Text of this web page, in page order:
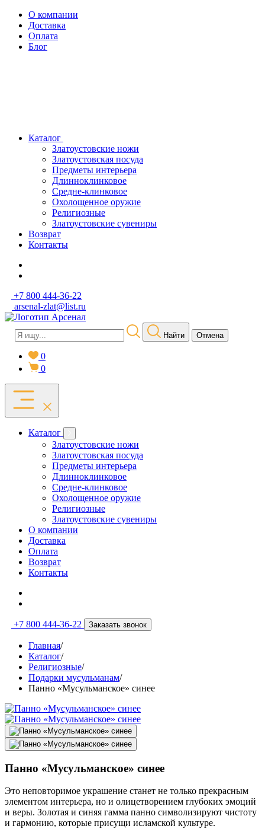
О компании
Доставка
Оплата
Блог
Каталог
Златоустовские ножи
Златоустовская посуда
Предметы интерьера
Длинноклинковое
Средне-клинковое
Охолощенное оружие
Религиозные
Златоустовские сувениры
Возврат
Контакты
+7 800 444-36-22
arsenal-zlat@list.ru
Найти Отмена
0
0
Каталог
Златоустовские ножи
Златоустовская посуда
Предметы интерьера
Длинноклинковое
Средне-клинковое
Охолощенное оружие
Религиозные
Златоустовские сувениры
О компании
Доставка
Оплата
Возврат
Контакты
+7 800 444-36-22 Заказать звонок
Главная/
Каталог/
Религиозные/
Подарки мусульманам/
Панно «Мусульманское» синее
Панно «Мусульманское» синее
Это неповторимое украшение станет не только прекрасным
элементом интерьера, но и олицетворением глубоких эмоций
и веры. Золотая и синяя гамма панно символизируют чистоту
и гармонию, которые присущи исламской культуре.